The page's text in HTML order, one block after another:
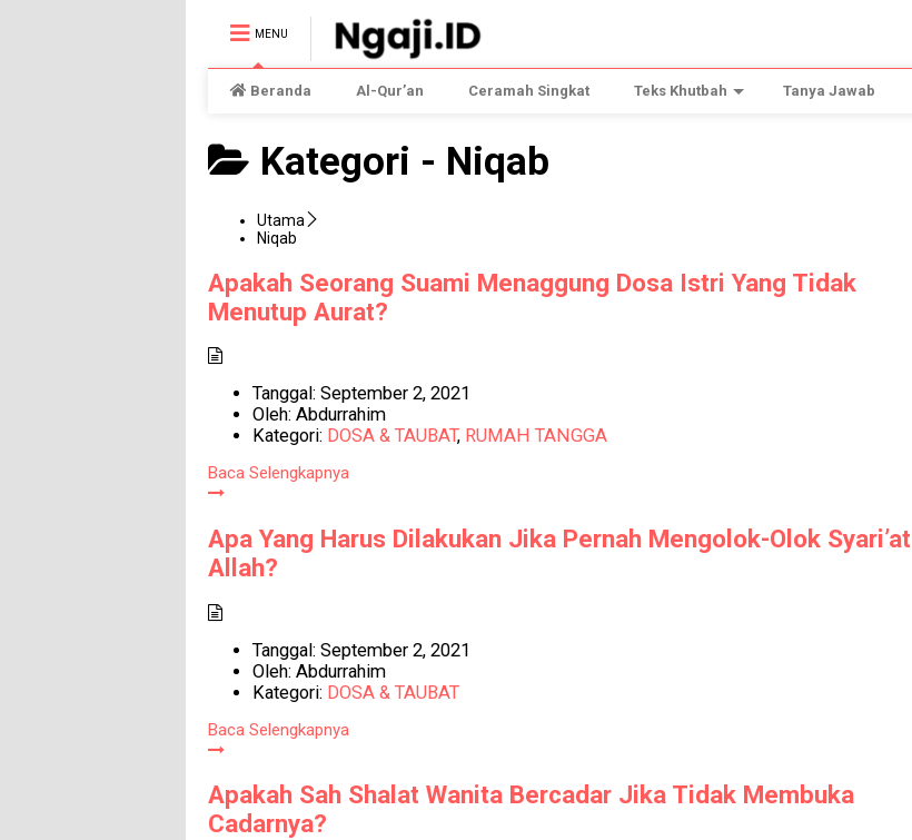
MENU
Beranda Al-Qur’an Ceramah Singkat Teks Khutbah Tanya Jawab
Kategori - Niqab
Utama
Niqab
Apakah Seorang Suami Menaggung Dosa Istri Yang Tidak
Menutup Aurat?
Tanggal: September 2, 2021
Oleh: Abdurrahim
Kategori: DOSA & TAUBAT, RUMAH TANGGA
Baca Selengkapnya
Apa Yang Harus Dilakukan Jika Pernah Mengolok-Olok Syari’at
Allah?
Tanggal: September 2, 2021
Oleh: Abdurrahim
Kategori: DOSA & TAUBAT
Baca Selengkapnya
Apakah Sah Shalat Wanita Bercadar Jika Tidak Membuka
Cadarnya?